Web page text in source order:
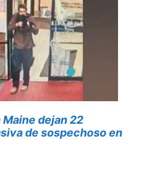
dejan 22
de sospechoso en